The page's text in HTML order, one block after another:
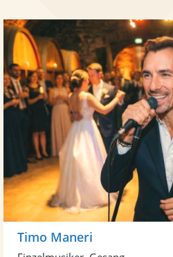
Timo Maneri